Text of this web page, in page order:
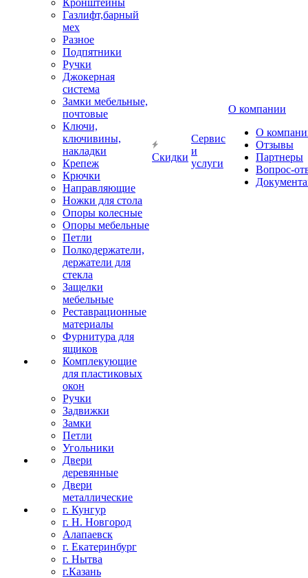
Кронштейны
Газлифт,барный
мех
Разное
Подпятники
Ручки
Джокерная
система
Замки мебельные,
почтовые
Ключи,
ключивины,
накладки
Крепеж
Крючки
Направляющие
Ножки для стола
Опоры колесные
Опоры мебельные
Петли
Полкодержатели,
держатели для
стекла
Защелки
мебельные
Реставрационные
материалы
Фурнитура для
ящиков
Комплекующие
для пластиковых
окон
Ручки
Задвижки
Замки
Петли
Угольники
Двери
деревянные
Двери
металлические
г. Кунгур
г. Н. Новгород
Алапаевск
г. Екатеринбург
г. Нытва
г.Казань
Скидки
Сервис
и
услуги
О компании
О
Отзывы
Партнеры
Вопрос-